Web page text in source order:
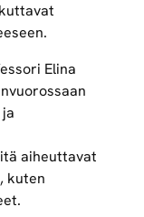
Elina
aiheuttavat
kuten